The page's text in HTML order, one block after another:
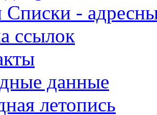
-
ссылок
данные
летопись